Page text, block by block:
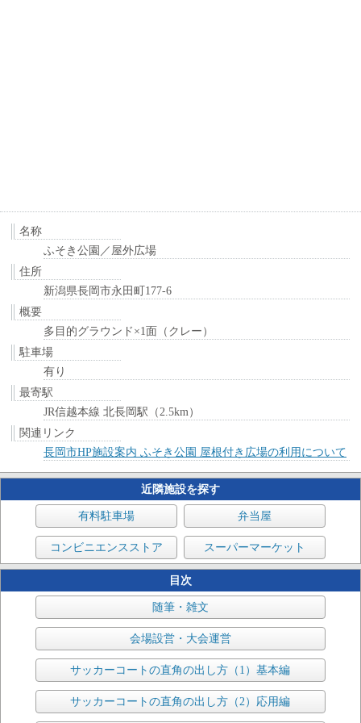
名称
ふそき公園／屋外広場
住所
新潟県長岡市永田町177-6
概要
多目的グラウンド×1面（クレー）
駐車場
有り
最寄駅
JR信越本線 北長岡駅（2.5km）
関連リンク
長岡市HP施設案内 ふそき公園 屋根付き広場の利用について
近隣施設を探す
有料駐車場 弁当屋
コンビニエンスストア スーパーマーケット
目次
随筆・雑文
会場設営・大会運営
サッカーコートの直角の出し方（1）基本編
サッカーコートの直角の出し方（2）応用編